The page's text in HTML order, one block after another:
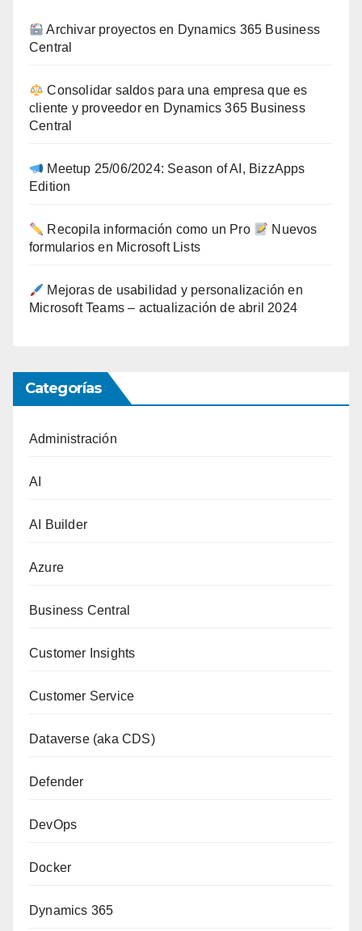
Archivar proyectos en Dynamics 365 Business
Central
Consolidar saldos para una empresa que es
cliente y proveedor en Dynamics 365 Business
Central
Meetup 25/06/2024: Season of AI, BizzApps
Edition
Recopila información como un Pro
Nuevos
formularios en Microsoft Lists
Mejoras de usabilidad y personalización en
Microsoft Teams – actualización de abril 2024
Categorías
Administración
AI
AI Builder
Azure
Business Central
Customer Insights
Customer Service
Dataverse (aka CDS)
Defender
DevOps
Docker
Dynamics 365